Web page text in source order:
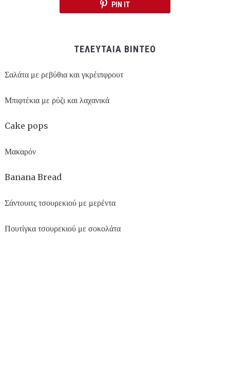
PIN IT
ΤΕΛΕΥΤΑΙΑ ΒΙΝΤΕΟ
Σαλάτα με ρεβύθια και γκρέιπφρουτ
Μπιφτέκια με ρύζι και λαχανικά
Cake pops
Μακαρόν
Banana Bread
Σάντουιτς τσουρεκιού με μερέντα
Πουτίγκα τσουρεκιού με σοκολάτα